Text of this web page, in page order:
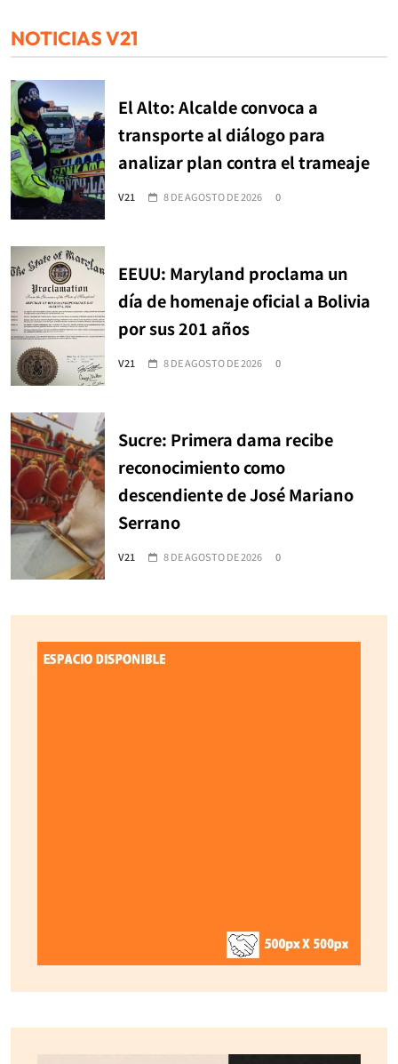
NOTICIAS V21
El Alto: Alcalde convoca a
transporte al diálogo para
analizar plan contra el trameaje
V21 8 DE AGOSTO DE 2026 0
EEUU: Maryland proclama un
día de homenaje oficial a Bolivia
por sus 201 años
V21 8 DE AGOSTO DE 2026 0
Sucre: Primera dama recibe
reconocimiento como
descendiente de José Mariano
Serrano
V21 8 DE AGOSTO DE 2026 0